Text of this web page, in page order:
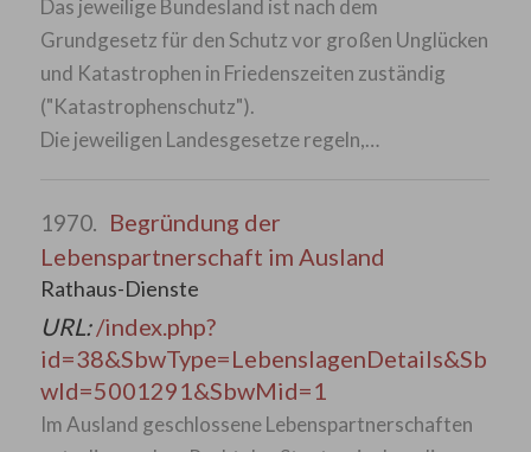
Das jeweilige Bundesland ist nach dem
Grundgesetz für den Schutz vor großen Unglücken
und Katastrophen in Friedenszeiten zuständig
("Katastrophenschutz").
Die jeweiligen Landesgesetze regeln,…
1970. Begründung der
Lebenspartnerschaft im Ausland
Rathaus-Dienste
URL:/index.php?
id=38&SbwType=LebenslagenDetails&Sb
wId=5001291&SbwMid=1
Im Ausland geschlossene Lebenspartnerschaften